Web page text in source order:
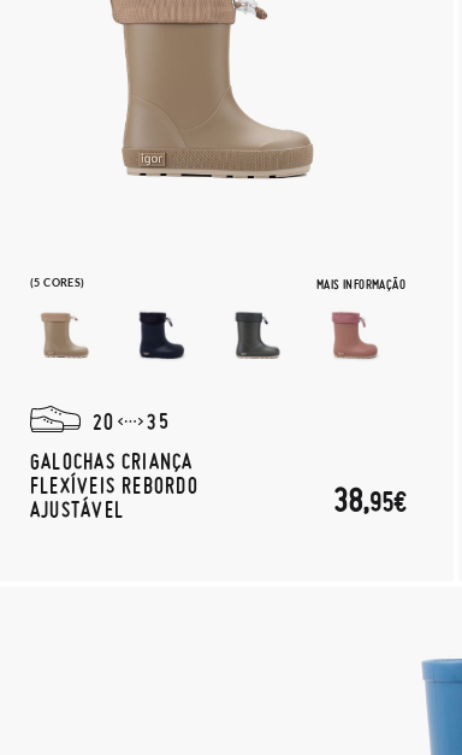
(5 CORES) MAIS INFORMAÇÃO
20
35
GALOCHAS CRIANÇA
FLEXÍVEIS REBORDO
AJUSTÁVEL
38,95€